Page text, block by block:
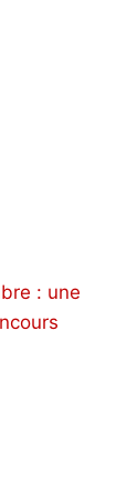
: une